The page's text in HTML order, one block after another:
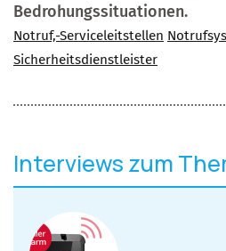
Bedrohungssituationen.
Notruf,-Serviceleitstellen
Sicherheitsdienstleister
Interviews zum